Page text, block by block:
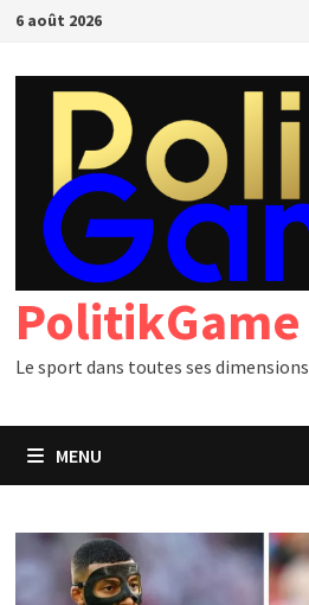
Passer
contenu
6 août 2026
PolitikGame
Le sport dans toutes ses dimensions
MENU